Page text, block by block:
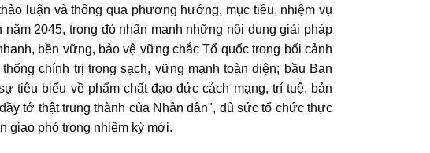
luận và thông qua phương hướng, mục tiêu, nhiệm vụ
2045, trong đó nhấn mạnh những nội dung giải pháp
bền vững, bảo vệ vững chắc Tổ quốc trong bối cảnh
chính trị trong sạch, vững mạnh toàn diện; bầu Ban
tiêu biểu về phẩm chất đạo đức cách mạng, trí tuệ, bản
tớ thật trung thành của Nhân dân", đủ sức tổ chức thực
giao phó trong nhiệm kỳ mới.